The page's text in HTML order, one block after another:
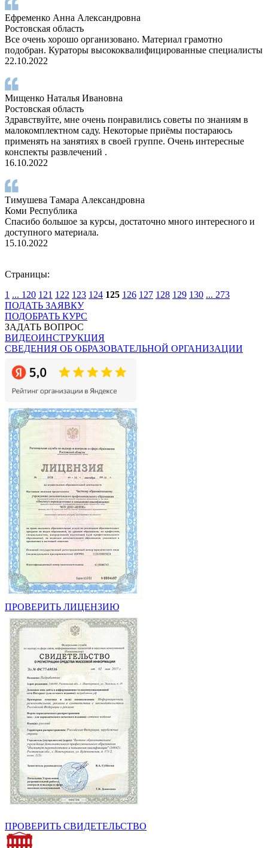
Ефременко Анна Александровна
Ростовская область
Все очень хорошо организовано. Материал грамотно
подобран. Кураторы высококвалифицированные специалисты
22.10.2022
Мищенко Наталья Ивановна
Ростовская область
Здравствуйте, мне очень понравились советы по знаниям в
малокомплектном саду. Некоторые приёмы постараюсь
применять на занятиях в своей группе. Очень интересные
конспекты развлечений .
16.10.2022
Тимушева Тамара Александровна
Коми Республика
Спасибо большое за курсы, достаточно много интересного и
доступного материала.
15.10.2022
Страницы:
1 ... 120 121 122 123 124 125 126 127 128 129 130 ... 273
ПОДАТЬ ЗАЯВКУ
ПОДОБРАТЬ КУРС
ЗАДАТЬ ВОПРОС
ВИДЕОИНСТРУКЦИЯ
СВЕДЕНИЯ ОБ ОБРАЗОВАТЕЛЬНОЙ ОРГАНИЗАЦИИ
ПРОВЕРИТЬ ЛИЦЕНЗИЮ
ПРОВЕРИТЬ СВИДЕТЕЛЬСТВО